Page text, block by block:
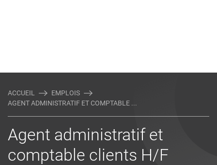
ACCUEIL
EMPLOIS
AGENT ADMINISTRATIF ET COMPTABLE ...
Agent administratif et
comptable clients H/F